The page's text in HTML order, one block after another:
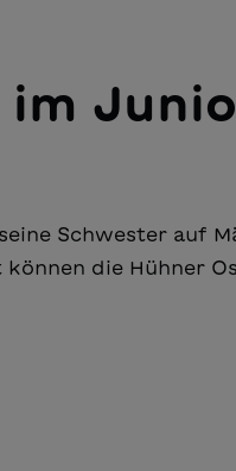
im
Schwester auf
die Hühner